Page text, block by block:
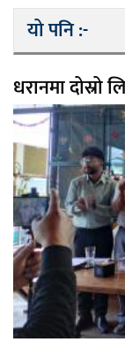
यो पनि :-
धरानमा